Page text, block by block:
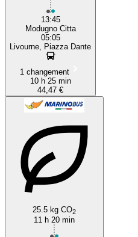
13:45
Modugno Citta
05:05
Livourne, Piazza Dante
1 changement
10 h 25 min
44,47 €
25.5 kg CO2
11 h 20 min